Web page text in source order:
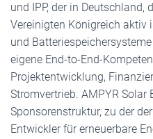
und IPP, der in Deutschland,
Vereinigten Königreich aktiv
und
eigene End-to-End-
Projektentwicklung,
Stromvertrieb. AMPYR Solar
Sponsorenstruktur, zu der
Entwickler für erneuerbare